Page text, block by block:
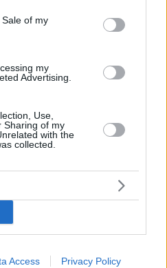
of my
my
Advertising.
Use,
Sharing of my
with the
collected.
Access Privacy Policy
δεν ελέγχουν
της έλλειψης στα
να κάνουν ιδιωτικά τα
χωρίς συμπτώματα,